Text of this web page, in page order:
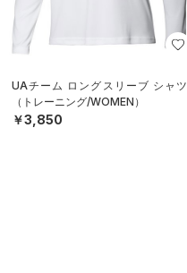
UAチーム ロングスリーブ シャツ
（トレーニング/WOMEN）
￥3,850